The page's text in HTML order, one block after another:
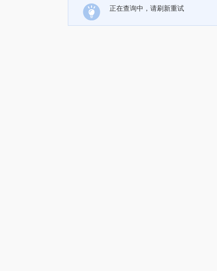
正在查询中，请刷新重试